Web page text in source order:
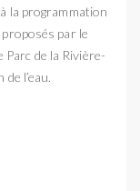
la programmation
proposés par le
Parc de la Rivière-
l’eau.